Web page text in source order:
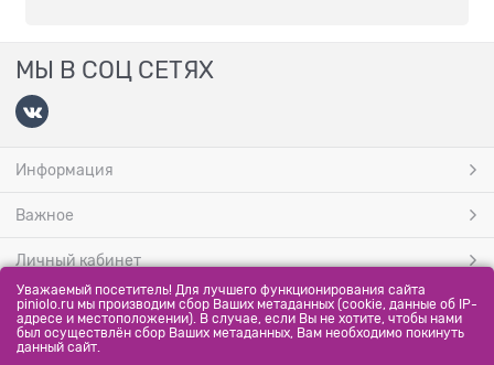
МЫ В СОЦ СЕТЯХ
Информация
Важное
Личный кабинет
МЫ ПРИНИМАЕМ
Уважаемый посетитель! Для лучшего функционирования сайта
piniolo.ru мы производим сбор Ваших метаданных (cookie, данные об IP-
адресе и местоположении). В случае, если Вы не хотите, чтобы нами
был осуществлён сбор Ваших метаданных, Вам необходимо покинуть
данный сайт.